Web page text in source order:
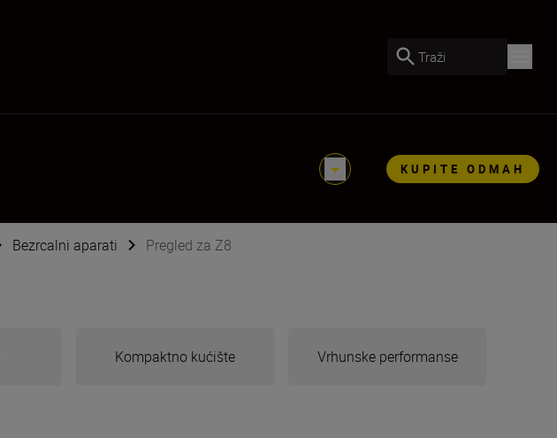
Traži
KUPITE ODMAH
Bezrcalni aparati Pregled za Z8
Kompaktno kućište Vrhunske performanse